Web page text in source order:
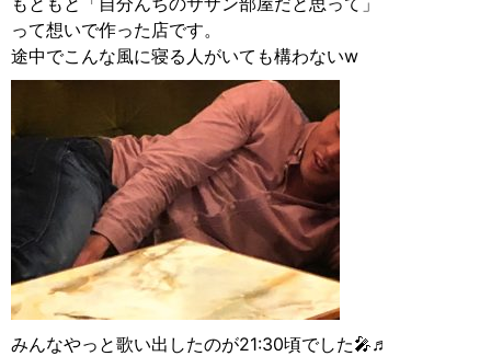
って想いで作った店です。
途中でこんな風に寝る人がいても構わないw
みんなやっと歌い出したのが21:30頃でした🎤♬